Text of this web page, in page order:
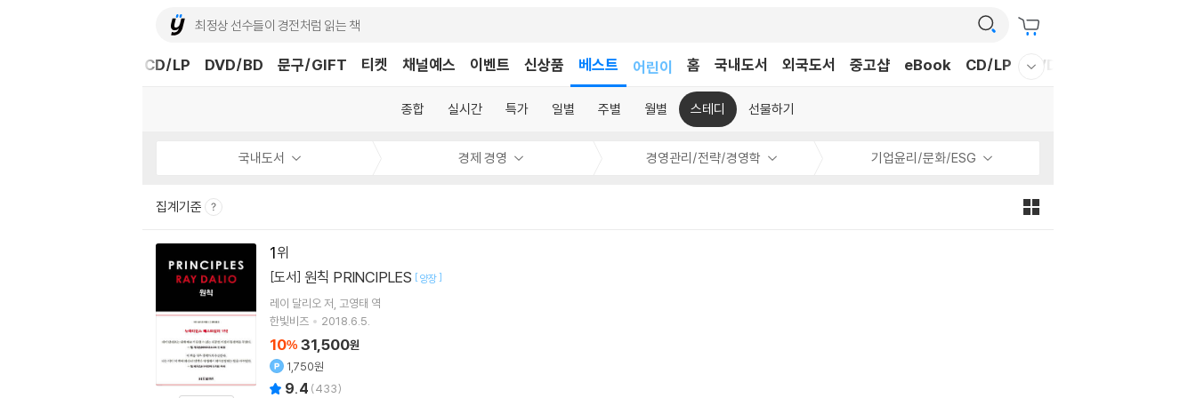
채널예스 이벤트 신상품 베스트
어린이
어린이
홈 국내도서 외국도서 중고샵 eBook CD/LP DVD/BD
CD/LP DVD/BD 문구/GIFT 티켓
종합 실시간 특가 일별 주별 월별 스테디 선물하기
국내도서 경제 경영 경영관리/전략/경영학 기업윤리/문화/ESG
집계기준
1
[도서] 원칙 PRINCIPLES [양장]
레이 달리오 저 고영태 역
한빛비즈
2018.6.5.
10% 31,500원
1,750원
9.4 (433)